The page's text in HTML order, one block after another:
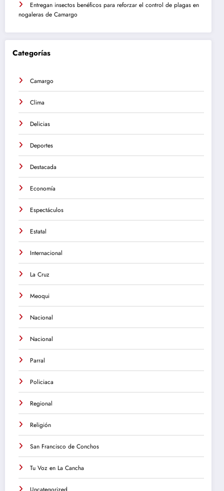
Entregan insectos benéficos para reforzar el control de plagas en
nogaleras de Camargo
Categorías
Camargo
Clima
Delicias
Deportes
Destacada
Economía
Espectáculos
Estatal
Internacional
La Cruz
Meoqui
Nacional
Nacional
Parral
Policiaca
Regional
Religión
San Francisco de Conchos
Tu Voz en La Cancha